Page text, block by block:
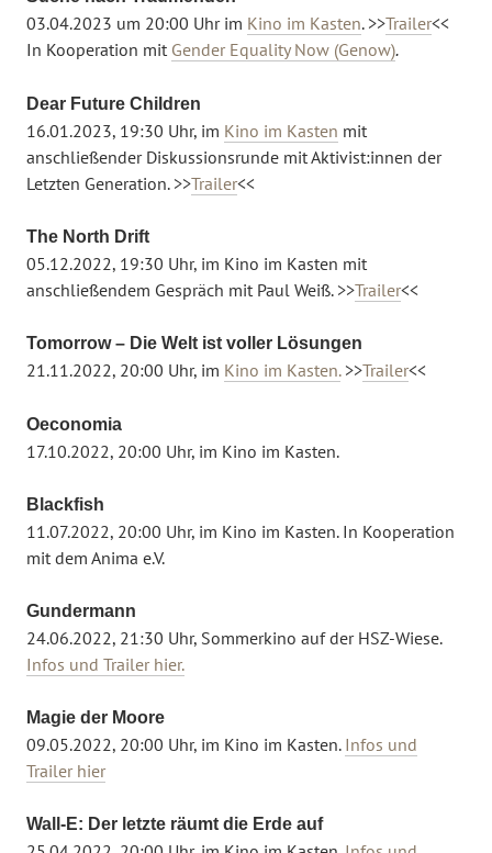
03.04.2023 um 20:00 Uhr im Kino im Kasten. >>Trailer<<
In Kooperation mit Gender Equality Now (Genow).
Dear Future Children
16.01.2023, 19:30 Uhr, im Kino im Kasten mit
anschließender Diskussionsrunde mit Aktivist:innen der
Letzten Generation. >>Trailer<<
The North Drift
05.12.2022, 19:30 Uhr, im Kino im Kasten mit
anschließendem Gespräch mit Paul Weiß. >>Trailer<<
Tomorrow – Die Welt ist voller Lösungen
21.11.2022, 20:00 Uhr, im Kino im Kasten.>>Trailer<<
Oeconomia
17.10.2022, 20:00 Uhr, im Kino im Kasten.
Blackfish
11.07.2022, 20:00 Uhr, im Kino im Kasten. In Kooperation
mit dem Anima e.V.
Gundermann
24.06.2022, 21:30 Uhr, Sommerkino auf der HSZ-Wiese.
Infos und Trailer hier.
Magie der Moore
09.05.2022, 20:00 Uhr, im Kino im Kasten. Infos und
Trailer hier
Wall-E: Der letzte räumt die Erde auf